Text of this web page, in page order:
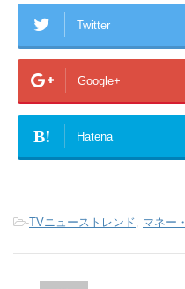
Twitter
Google+
B! Hatena
-TVニューストレンド, マネー